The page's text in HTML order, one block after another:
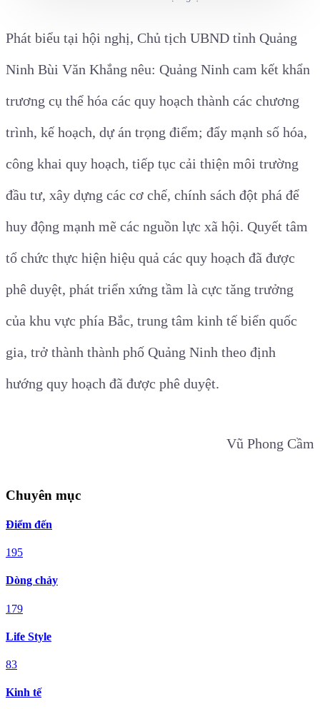
Phát biểu tại hội nghị, Chủ tịch UBND tỉnh Quảng
Ninh Bùi Văn Khắng nêu: Quảng Ninh cam kết khẩn
trương cụ thể hóa các quy hoạch thành các chương
trình, kế hoạch, dự án trọng điểm; đẩy mạnh số hóa,
công khai quy hoạch, tiếp tục cải thiện môi trường
đầu tư, xây dựng các cơ chế, chính sách đột phá để
huy động mạnh mẽ các nguồn lực xã hội. Quyết tâm
tổ chức thực hiện hiệu quả các quy hoạch đã được
phê duyệt, phát triển xứng tầm là cực tăng trưởng
của khu vực phía Bắc, trung tâm kinh tế biển quốc
gia, trở thành thành phố Quảng Ninh theo định
hướng quy hoạch đã được phê duyệt.
Vũ Phong Cầm
Chuyên mục
Điểm đến
195
Dòng chảy
179
Life Style
83
Kinh tế